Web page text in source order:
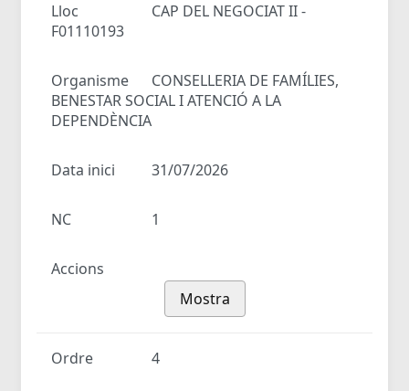
Lloc
CAP DEL NEGOCIAT II -
F01110193
Organisme
CONSELLERIA DE FAMÍLIES,
BENESTAR SOCIAL I ATENCIÓ A LA
DEPENDÈNCIA
Data inici 31/07/2026
NC 1
Accions
Mostra
Ordre 4